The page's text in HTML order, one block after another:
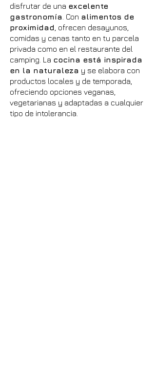
disfrutar de una excelente
gastronomía . Con alimentos de
proximidad , ofrecen desayunos,
comidas y cenas tanto en tu parcela
privada como en el restaurante del
camping. La cocina está inspirada
en la naturaleza y se elabora con
productos locales y de temporada,
ofreciendo opciones veganas,
vegetarianas y adaptadas a cualquier
tipo de intolerancia.